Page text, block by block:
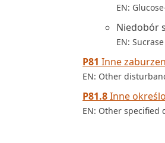
EN:
Niedobór
EN:
P81 Inne
EN: Other
P81.8Inne
EN: Other